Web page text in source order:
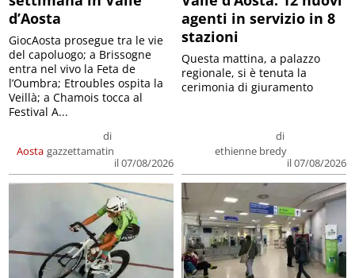
d’Aosta
Aosta
di
gazzettamatin
il 07/08/2026
GiocAosta prosegue tra le vie
del capoluogo; a Brissogne
entra nel vivo la Feta de
l’Oumbra; Etroubles ospita la
Veillà; a Chamois tocca al
Festival A...
agenti in servizio in 8
stazioni
di
ethienne bredy
il 07/08/2026
Questa mattina, a palazzo
regionale, si è tenuta la
cerimonia di giuramento